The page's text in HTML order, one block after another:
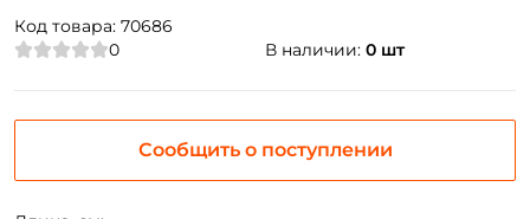
Код товара: 70686
0
В наличии: 0 шт
Сообщить о поступлении